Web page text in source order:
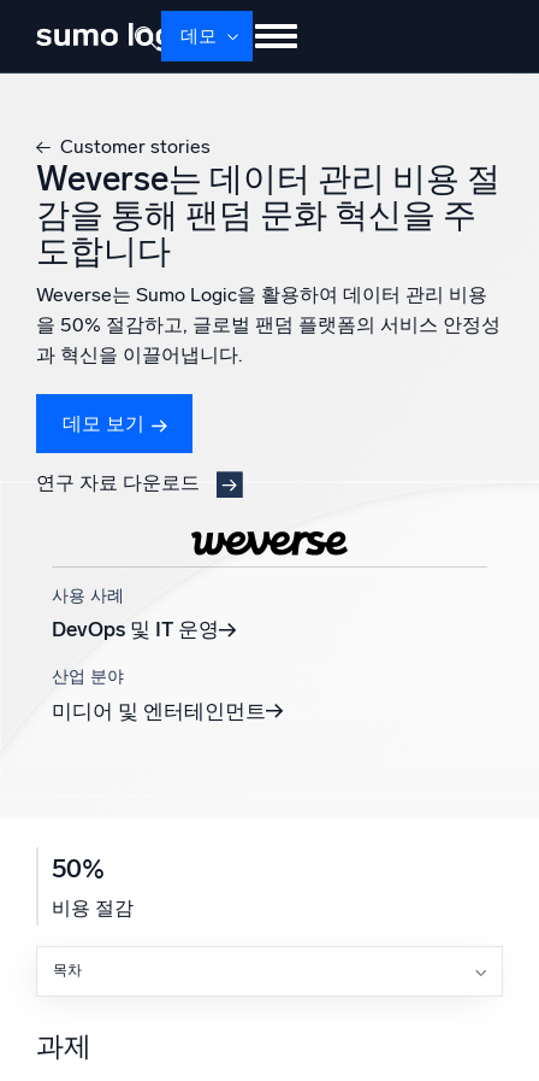
데모
회사 소개 로그인 Free trial 무료 체험
Dojo AI 새로움
멀티에이전트 AI 플랫폼
플랫폼
모니터링, 문제 해결, 자동화 및 방어
독자 알고리즘, 머신러닝 및 생성형 AI
지능형 보안 운영
SIEM
위협을 더 빠르게 발견하고 더 똑똑하게 대응
보안을 위한 로그
모니터링 및 문제 해결
강력한 통합
Customer stories
Weverse는 데이터 관리 비용 절
감을 통해 팬덤 문화 혁신을 주
도합니다
Weverse는 Sumo Logic을 활용하여 데이터 관리 비용
을 50% 절감하고, 글로벌 팬덤 플랫폼의 서비스 안정성
과 혁신을 이끌어냅니다.
데모 보기
연구 자료 다운로드
사용 사례
DevOps 및 IT 운영
산업 분야
미디어 및 엔터테인먼트
50%
비용 절감
목차
결과
과제